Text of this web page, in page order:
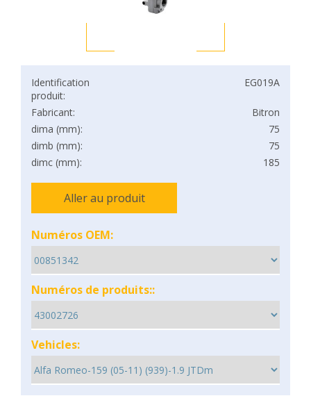
Identification
produit:
EG019A
Fabricant:
Bitron
dima (mm):
75
dimb (mm):
75
dimc (mm):
185
Aller au produit
Numéros OEM:
Numéros de produits::
Vehicles: